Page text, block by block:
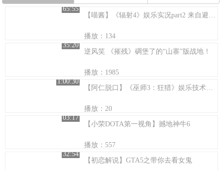
65:55
【喵酱】《辐射4》娱乐实况part2 来自避难所的扒衣狂魔
播放：134
35:20
逆风笑 《摧残》碉堡了的“山寨”版战地！
播放：1985
1:00:30
【阿仁脱口】《巫师3：狂猎》娱乐技术流【14】茅山道士显神威~
播放：20
03:17
【小荣DOTA第一视角】撼地神牛6
播放：557
32:54
【初恋解说】GTA5之带你去看女鬼